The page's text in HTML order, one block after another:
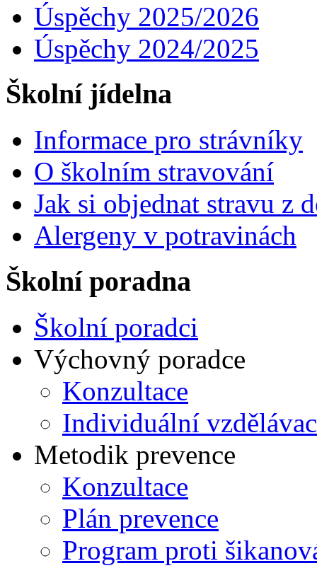
Úspěchy 2025/2026
Úspěchy 2024/2025
Školní jídelna
Informace pro strávníky
O školním stravování
Jak si objednat stravu z
Alergeny v potravinách
Školní poradna
Školní poradci
Výchovný poradce
Konzultace
Individuální
Metodik prevence
Konzultace
Plán prevence
Program proti